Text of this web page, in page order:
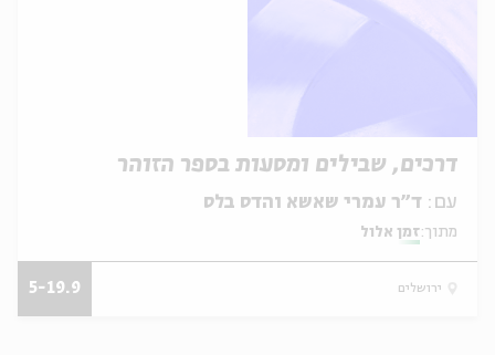
דרכים, שבילים ומסעות בספר הזוהר
עם:
מתוך:זמן אלול
ירושלים 5-19.9